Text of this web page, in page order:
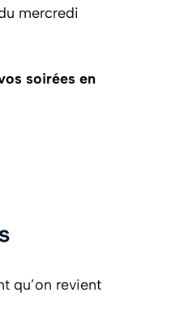
mercredi
soirées en
qu’on revient